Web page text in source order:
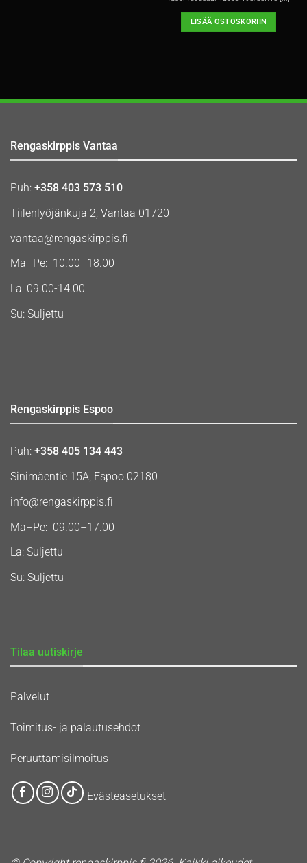
LISÄÄ OSTOSKORIIN
Rengaskirppis Vantaa
Puh: +358 403 573 510
Tiilenlyöjänkuja 2, Vantaa 01720
vantaa@rengaskirppis.fi
Ma–Pe: 10.00–18.00
La: 09.00-14.00
Su: Suljettu
Rengaskirppis Espoo
Puh: +358 405 134 443
Sinimäentie 15A, Espoo 02180
info@rengaskirppis.fi
Ma–Pe: 09.00–17.00
La: Suljettu
Su: Suljettu
Tilaa uutiskirje
Palvelut
Toimitus- ja palautusehdot
Peruuttamisilmoitus
Evästeasetukset